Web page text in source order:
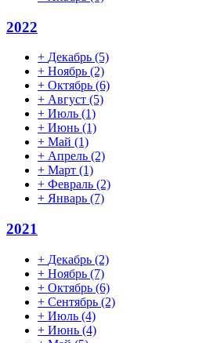
2022
+ Декабрь (5)
+ Ноябрь (2)
+ Октябрь (6)
+ Август (5)
+ Июль (1)
+ Июнь (1)
+ Май (1)
+ Апрель (2)
+ Март (1)
+ Февраль (2)
+ Январь (7)
2021
+ Декабрь (2)
+ Ноябрь (7)
+ Октябрь (6)
+ Сентябрь (2)
+ Июль (4)
+ Июнь (4)